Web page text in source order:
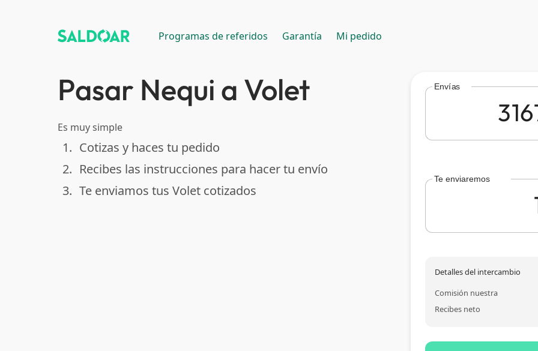
Programas de referidos Garantía Mi pedido
Pasar Nequi a Volet
Es muy simple
done
1. Cotizas y haces tu pedido
done
2. Recibes las instrucciones para hacer tu envío
done
3. Te enviamos tus Volet cotizados
Envías
Te enviaremos
Detalles del intercambio
Comisión nuestra
Recibes neto